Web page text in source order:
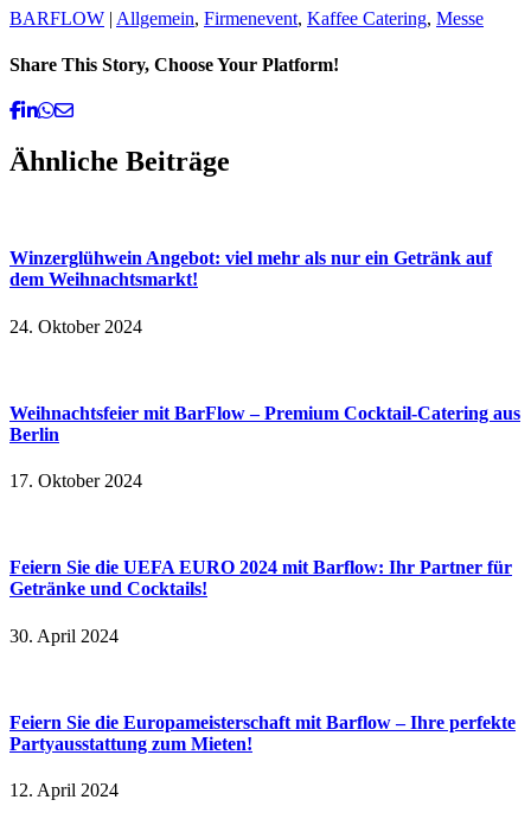
BARFLOW | Allgemein, Firmenevent, Kaffee Catering, Messe
Share This Story, Choose Your Platform!
Facebook
Linkedin
Whatsapp
Email
Ähnliche Beiträge
Winzerglühwein Angebot: viel mehr als nur ein Getränk auf
dem Weihnachtsmarkt!
24. Oktober 2024
Weihnachtsfeier mit BarFlow – Premium Cocktail-Catering aus
Berlin
17. Oktober 2024
Feiern Sie die UEFA EURO 2024 mit Barflow: Ihr Partner für
Getränke und Cocktails!
30. April 2024
Feiern Sie die Europameisterschaft mit Barflow – Ihre perfekte
Partyausstattung zum Mieten!
12. April 2024